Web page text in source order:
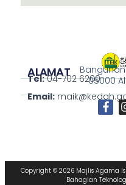
ALAMAT
05000
Tel:04-702 6200
Email:
Copyright © 2026 Majlis Agama
Bahagian